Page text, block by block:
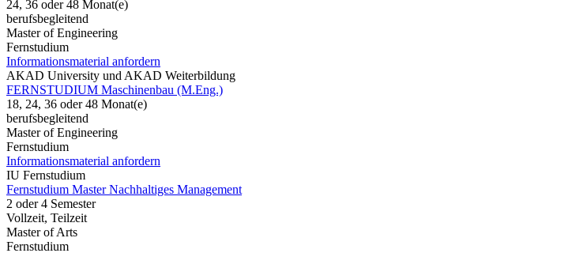
24, 36 oder 48 Monat(e)
berufsbegleitend
Master of Engineering
Fernstudium
Informationsmaterial anfordern
AKAD University und AKAD Weiterbildung
FERNSTUDIUM Maschinenbau (M.Eng.)
18, 24, 36 oder 48 Monat(e)
berufsbegleitend
Master of Engineering
Fernstudium
Informationsmaterial anfordern
IU Fernstudium
Fernstudium Master Nachhaltiges Management
2 oder 4 Semester
Vollzeit, Teilzeit
Master of Arts
Fernstudium